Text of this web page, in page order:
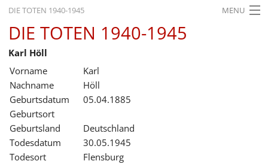
DIE TOTEN 1940-1945 MENU
STARTSEITE
AKTUELLES
AUSSTELLUNGEN
GESCHICHTE
BILDUNG
FORSCHUNG
DIE TOTEN 1940-1945
Karl Höll
Vorname
Karl
Nachname
Höll
Geburtsdatum
05.04.1885
Geburtsort
Geburtsland
Deutschland
Todesdatum
30.05.1945
Todesort
Flensburg